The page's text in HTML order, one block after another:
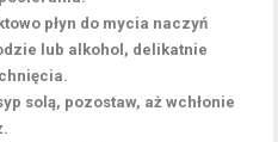
płyn do mycia naczyń
lub alkohol, delikatnie
solą, pozostaw, aż wchłonie